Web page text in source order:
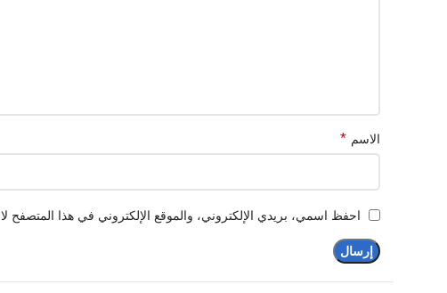
الاسم *
احفظ اسمي، بريدي الإلكتروني، والموقع الإلكتروني في هذا المتصفح